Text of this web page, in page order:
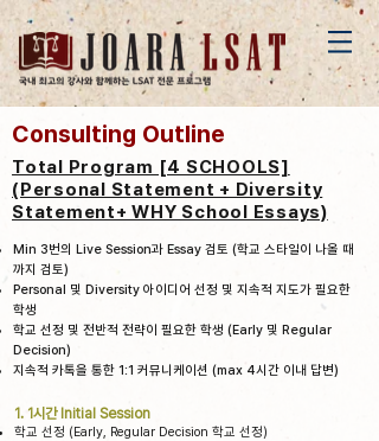
Consulting Outline
Total Program [4 SCHOOLS]
(Personal Statement + Diversity
Statement+ WHY School Essays)
Min 3번의 Live Session과 Essay 검토 (학교 스타일이 나올 때
까지 검토)
Personal 및 Diversity 아이디어 선정 및 지속적 지도가 필요한
학생
학교 선정 및 전반적 전략이 필요한 학생 (Early 및 Regular
Decision)
지속적 카톡을 통한 1:1 커뮤니케이션 (max 4시간 이내 답변)
1. 1시간 Initial Session
학교 선정 (Early, Regular Decision 학교 선정)